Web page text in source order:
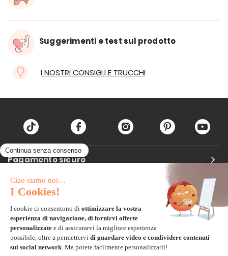
Suggerimenti e test sul prodotto
I NOSTRI CONSIGLI E TRUCCHI
Pagamento sicuro
Carta di credito
Paypal
Bonifico Bancario
3 volte senza tasse